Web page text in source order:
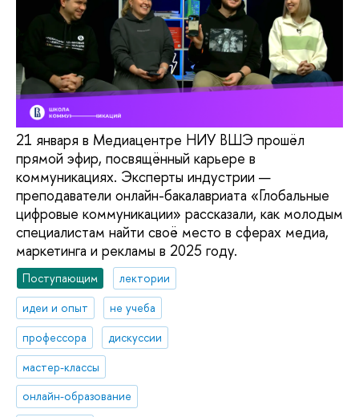
21 января в Медиацентре НИУ ВШЭ прошёл
прямой эфир, посвящённый карьере в
коммуникациях. Эксперты индустрии —
преподаватели онлайн-бакалавриата «Глобальные
цифровые коммуникации» рассказали, как молодым
специалистам найти своё место в сферах медиа,
маркетинга и рекламы в 2025 году.
Поступающим
лектории
идеи и опыт
не учеба
профессора
дискуссии
мастер-классы
онлайн-образование